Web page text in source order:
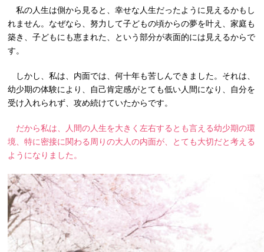
私の人生は側から見ると、幸せな人生だったように見えるかもし
れません。なぜなら、努力して子どもの頃からの夢を叶え、家庭も
築き、子どもにも恵まれた、という部分が表面的には見えるからで
す。
しかし、私は、内面では、何十年も苦しんできました。それは、
幼少期の体験により、自己肯定感がとても低い人間になり、自分を
受け入れられず、攻め続けていたからです。
だから私は、人間の人生を大きく左右するとも言える幼少期の環
境、特に密接に関わる周りの大人の内面が、とても大切だと考える
ようになりました。